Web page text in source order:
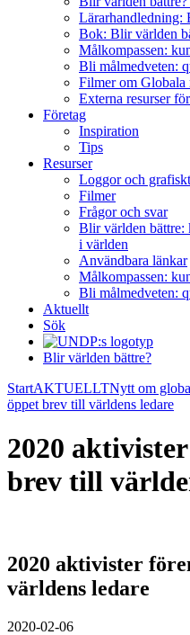
Lärarhandledning:
Bok: Blir världen
Målkompassen:
Bli målmedveten:
Filmer om Globala
Externa resurser
Företag
Inspiration
Tips
Resurser
Loggor och
Filmer
Frågor och svar
Blir världen bättre:
i världen
Användbara länkar
Målkompassen:
Bli målmedveten:
Aktuellt
Sök
Blir världen bättre?
StartAKTUELLTNytt om
öppet brev till världens ledare
2020
brev till
2020 aktivister
världens ledare
2020-02-06